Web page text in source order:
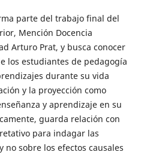
parte del trabajo final del
Mención Docencia
Arturo Prat, y busca conocer
los estudiantes de pedagogía
durante su vida
y la proyección como
y aprendizaje en su
guarda relación con
para indagar las
no sobre los efectos causales